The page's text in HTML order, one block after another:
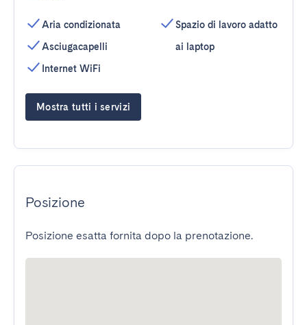
Aria condizionata
Asciugacapelli
Internet WiFi
Spazio di lavoro adatto
ai laptop
Mostra tutti i servizi
Posizione
Posizione esatta fornita dopo la prenotazione.